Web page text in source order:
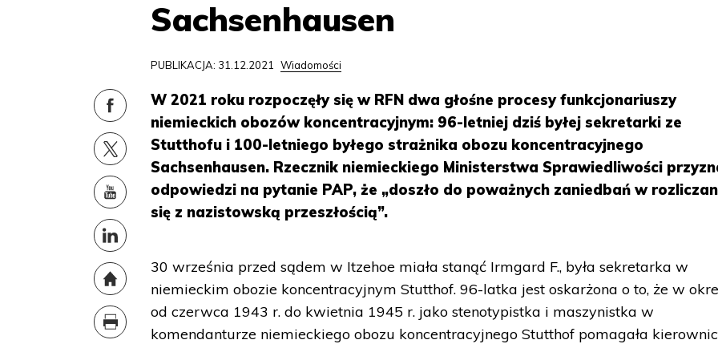
Sachsenhausen
PUBLIKACJA: 31.12.2021 Wiadomości
W 2021 roku rozpoczęły się w RFN dwa głośne procesy funkcjonariuszy
niemieckich obozów koncentracyjnym: 96-letniej dziś byłej sekretarki ze
Stutthofu i 100-letniego byłego strażnika obozu koncentracyjnego
Sachsenhausen. Rzecznik niemieckiego Ministerstwa Sprawiedliwości
odpowiedzi na pytanie PAP, że „doszło do poważnych zaniedbań w
się z nazistowską przeszłością”.
30 września przed sądem w Itzehoe miała stanąć Irmgard F., była sekretarka w
niemieckim obozie koncentracyjnym Stutthof. 96-latka jest oskarżona o to, że w
od czerwca 1943 r. do kwietnia 1945 r. jako stenotypistka i maszynistka w
komendanturze niemieckiego obozu koncentracyjnego Stutthof pomagała